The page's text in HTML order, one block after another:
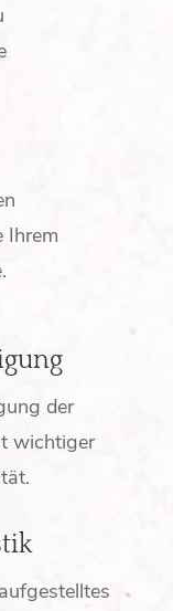
Ihrem
der
wichtiger